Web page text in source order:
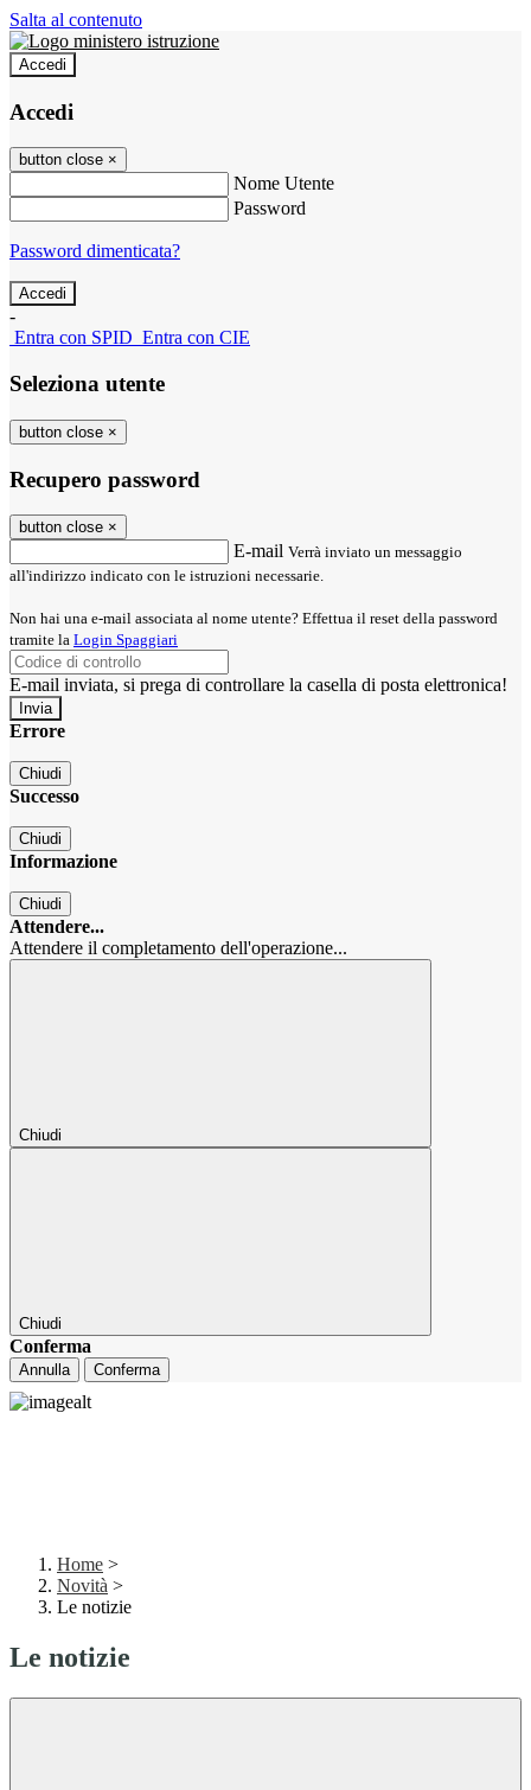
Salta al contenuto
Accedi
Accedi
button close ×
Nome Utente
Password
Password dimenticata?
-
Entra con SPID Entra con CIE
Seleziona utente
button close ×
Recupero password
button close ×
E-mail Verrà inviato un messaggio
all'indirizzo indicato con le istruzioni necessarie.
Non hai una e-mail associata al nome utente? Effettua il reset della password
tramite la Login Spaggiari
E-mail inviata, si prega di controllare la casella di posta elettronica!
Errore
Chiudi
Successo
Chiudi
Informazione
Chiudi
Attendere...
Attendere il completamento dell'operazione...
Chiudi
Chiudi
Conferma
Annulla Conferma
Home >
Novità >
Le notizie
Le notizie